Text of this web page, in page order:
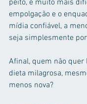
peito, é muito mais
empolgação e o
mídia confiável, a
seja simplesmente
Afinal, quem não quer
dieta milagrosa,
menos nova?